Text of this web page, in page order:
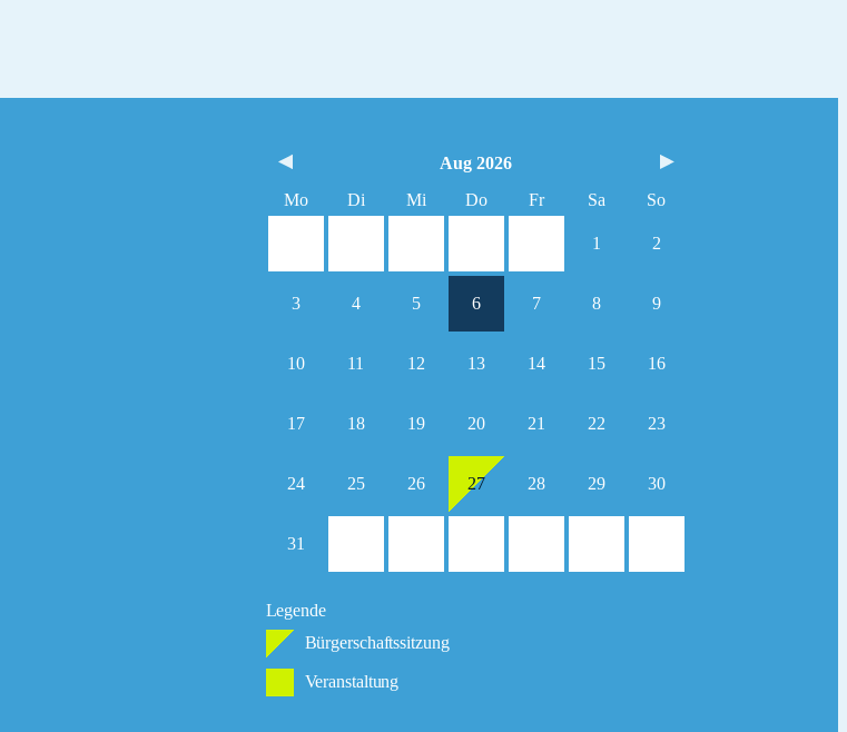
Aug 2026
Mo
Di Mi Do Fr Sa So
1 2
3 4 5 6 7 8 9
10 11 12 13 14 15 16
17 18 19 20 21 22 23
24 25 26 27 28 29 30
31
Legende
Bürgerschaftssitzung
Veranstaltung